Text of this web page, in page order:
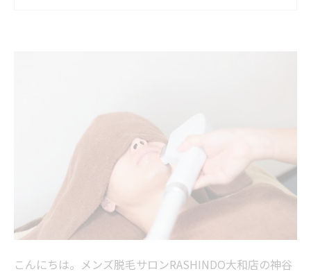
ヒゲ脱毛を成功させる3つのコツ
院長よりひとこと｜安心して通える脱毛ライフ
まとめ｜「ヒゲ脱毛は3回で終わりません。で
も、必ずゴールは見えてきます」
▶ ご予約・ご相談はこちら
こんにちは。メンズ脱毛サロンRASHINDO大和店の神谷